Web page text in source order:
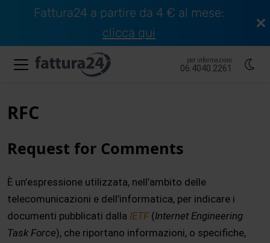
Fattura24 a partire da 4 € al mese:
clicca qui
per informazioni
06.4040.2261
RFC
Request for Comments
È un’espressione utilizzata, nell’ambito delle
telecomunicazioni e dell’informatica, per indicare i
documenti pubblicati dalla IETF(Internet Engineering
Task Force), che riportano informazioni, o specifiche,